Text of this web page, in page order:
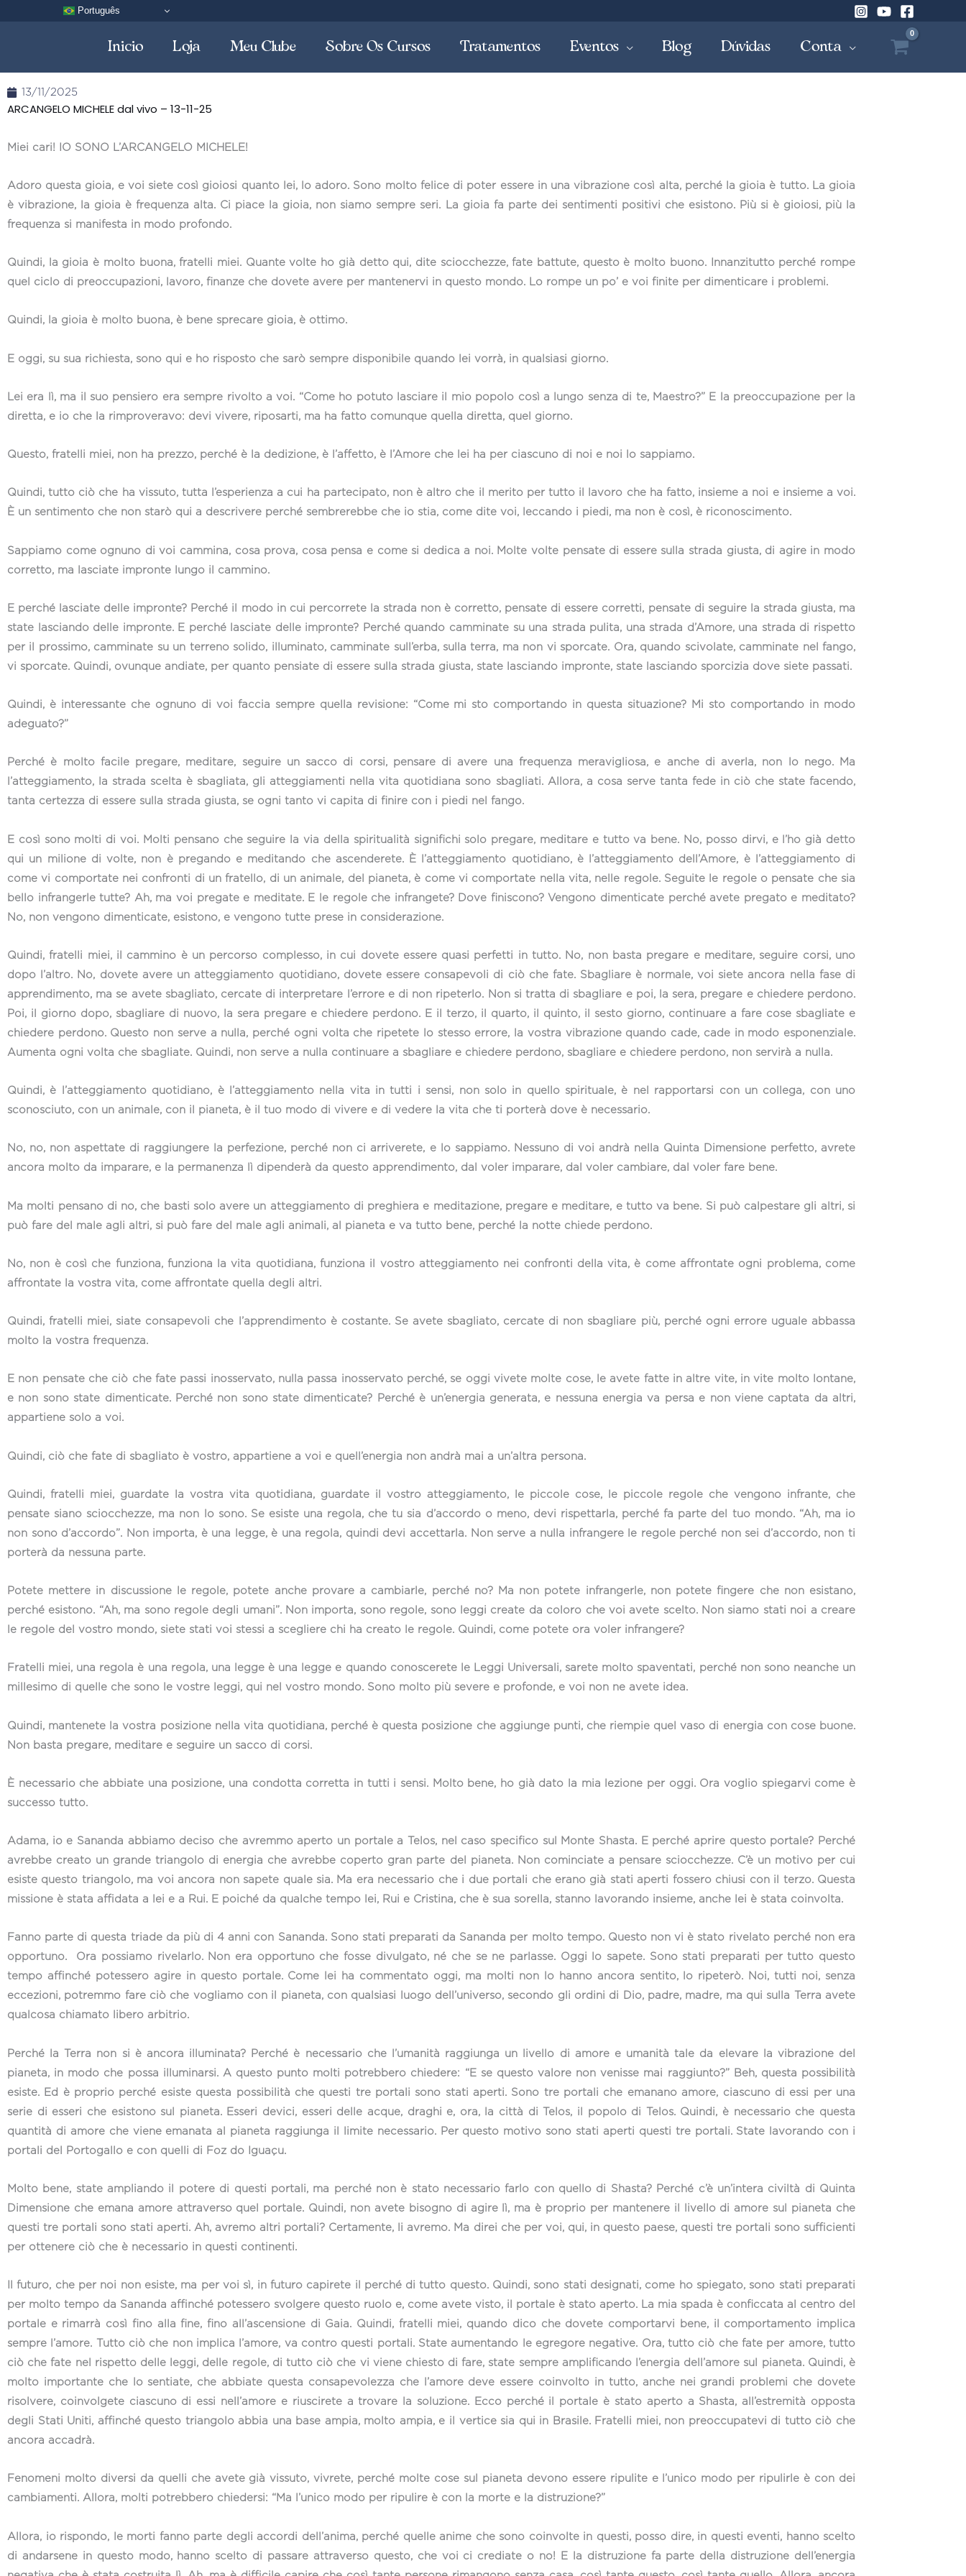
Português
Inicio Loja Meu Clube Sobre Os Cursos Tratamentos Eventos Blog Dúvidas Conta
13/11/2025
ARCANGELO MICHELE dal vivo – 13-11-25
Miei cari! IO SONO L’ARCANGELO MICHELE!
Adoro questa gioia, e voi siete così gioiosi quanto lei, lo adoro. Sono molto felice di poter essere in una vibrazione così alta, perché la gioia è tutto. La gioia
è vibrazione, la gioia è frequenza alta. Ci piace la gioia, non siamo sempre seri. La gioia fa parte dei sentimenti positivi che esistono. Più si è gioiosi, più la
frequenza si manifesta in modo profondo.
Quindi, la gioia è molto buona, fratelli miei. Quante volte ho già detto qui, dite sciocchezze, fate battute, questo è molto buono. Innanzitutto perché rompe
quel ciclo di preoccupazioni, lavoro, finanze che dovete avere per mantenervi in questo mondo. Lo rompe un po’ e voi finite per dimenticare i problemi.
Quindi, la gioia è molto buona, è bene sprecare gioia, è ottimo.
E oggi, su sua richiesta, sono qui e ho risposto che sarò sempre disponibile quando lei vorrà, in qualsiasi giorno.
Lei era lì, ma il suo pensiero era sempre rivolto a voi. “Come ho potuto lasciare il mio popolo così a lungo senza di te, Maestro?” E la preoccupazione per la
diretta, e io che la rimproveravo: devi vivere, riposarti, ma ha fatto comunque quella diretta, quel giorno.
Questo, fratelli miei, non ha prezzo, perché è la dedizione, è l’affetto, è l’Amore che lei ha per ciascuno di noi e noi lo sappiamo.
Quindi, tutto ciò che ha vissuto, tutta l’esperienza a cui ha partecipato, non è altro che il merito per tutto il lavoro che ha fatto, insieme a noi e insieme a voi.
È un sentimento che non starò qui a descrivere perché sembrerebbe che io stia, come dite voi, leccando i piedi, ma non è così, è riconoscimento.
Sappiamo come ognuno di voi cammina, cosa prova, cosa pensa e come si dedica a noi. Molte volte pensate di essere sulla strada giusta, di agire in modo
corretto, ma lasciate impronte lungo il cammino.
E perché lasciate delle impronte? Perché il modo in cui percorrete la strada non è corretto, pensate di essere corretti, pensate di seguire la strada giusta, ma
state lasciando delle impronte. E perché lasciate delle impronte? Perché quando camminate su una strada pulita, una strada d’Amore, una strada di rispetto
per il prossimo, camminate su un terreno solido, illuminato, camminate sull’erba, sulla terra, ma non vi sporcate. Ora, quando scivolate, camminate nel fango,
vi sporcate. Quindi, ovunque andiate, per quanto pensiate di essere sulla strada giusta, state lasciando impronte, state lasciando sporcizia dove siete passati.
Quindi, è interessante che ognuno di voi faccia sempre quella revisione: “Come mi sto comportando in questa situazione? Mi sto comportando in modo
adeguato?”
Perché è molto facile pregare, meditare, seguire un sacco di corsi, pensare di avere una frequenza meravigliosa, e anche di averla, non lo nego. Ma
l’atteggiamento, la strada scelta è sbagliata, gli atteggiamenti nella vita quotidiana sono sbagliati. Allora, a cosa serve tanta fede in ciò che state facendo,
tanta certezza di essere sulla strada giusta, se ogni tanto vi capita di finire con i piedi nel fango.
E così sono molti di voi. Molti pensano che seguire la via della spiritualità significhi solo pregare, meditare e tutto va bene. No, posso dirvi, e l’ho già detto
qui un milione di volte, non è pregando e meditando che ascenderete. È l’atteggiamento quotidiano, è l’atteggiamento dell’Amore, è l’atteggiamento di
come vi comportate nei confronti di un fratello, di un animale, del pianeta, è come vi comportate nella vita, nelle regole. Seguite le regole o pensate che sia
bello infrangerle tutte? Ah, ma voi pregate e meditate. E le regole che infrangete? Dove finiscono? Vengono dimenticate perché avete pregato e meditato?
No, non vengono dimenticate, esistono, e vengono tutte prese in considerazione.
Quindi, fratelli miei, il cammino è un percorso complesso, in cui dovete essere quasi perfetti in tutto. No, non basta pregare e meditare, seguire corsi, uno
dopo l’altro. No, dovete avere un atteggiamento quotidiano, dovete essere consapevoli di ciò che fate. Sbagliare è normale, voi siete ancora nella fase di
apprendimento, ma se avete sbagliato, cercate di interpretare l’errore e di non ripeterlo. Non si tratta di sbagliare e poi, la sera, pregare e chiedere perdono.
Poi, il giorno dopo, sbagliare di nuovo, la sera pregare e chiedere perdono. E il terzo, il quarto, il quinto, il sesto giorno, continuare a fare cose sbagliate e
chiedere perdono. Questo non serve a nulla, perché ogni volta che ripetete lo stesso errore, la vostra vibrazione quando cade, cade in modo esponenziale.
Aumenta ogni volta che sbagliate. Quindi, non serve a nulla continuare a sbagliare e chiedere perdono, sbagliare e chiedere perdono, non servirà a nulla.
Quindi, è l’atteggiamento quotidiano, è l’atteggiamento nella vita in tutti i sensi, non solo in quello spirituale, è nel rapportarsi con un collega, con uno
sconosciuto, con un animale, con il pianeta, è il tuo modo di vivere e di vedere la vita che ti porterà dove è necessario.
No, no, non aspettate di raggiungere la perfezione, perché non ci arriverete, e lo sappiamo. Nessuno di voi andrà nella Quinta Dimensione perfetto, avrete
ancora molto da imparare, e la permanenza lì dipenderà da questo apprendimento, dal voler imparare, dal voler cambiare, dal voler fare bene.
Ma molti pensano di no, che basti solo avere un atteggiamento di preghiera e meditazione, pregare e meditare, e tutto va bene. Si può calpestare gli altri, si
può fare del male agli altri, si può fare del male agli animali, al pianeta e va tutto bene, perché la notte chiede perdono.
No, non è così che funziona, funziona la vita quotidiana, funziona il vostro atteggiamento nei confronti della vita, è come affrontate ogni problema, come
affrontate la vostra vita, come affrontate quella degli altri.
Quindi, fratelli miei, siate consapevoli che l’apprendimento è costante. Se avete sbagliato, cercate di non sbagliare più, perché ogni errore uguale abbassa
molto la vostra frequenza.
E non pensate che ciò che fate passi inosservato, nulla passa inosservato perché, se oggi vivete molte cose, le avete fatte in altre vite, in vite molto lontane,
e non sono state dimenticate. Perché non sono state dimenticate? Perché è un’energia generata, e nessuna energia va persa e non viene captata da altri,
appartiene solo a voi.
Quindi, ciò che fate di sbagliato è vostro, appartiene a voi e quell’energia non andrà mai a un’altra persona.
Quindi, fratelli miei, guardate la vostra vita quotidiana, guardate il vostro atteggiamento, le piccole cose, le piccole regole che vengono infrante, che
pensate siano sciocchezze, ma non lo sono. Se esiste una regola, che tu sia d’accordo o meno, devi rispettarla, perché fa parte del tuo mondo. “Ah, ma io
non sono d’accordo”. Non importa, è una legge, è una regola, quindi devi accettarla. Non serve a nulla infrangere le regole perché non sei d’accordo, non ti
porterà da nessuna parte.
Potete mettere in discussione le regole, potete anche provare a cambiarle, perché no? Ma non potete infrangerle, non potete fingere che non esistano,
perché esistono. “Ah, ma sono regole degli umani”. Non importa, sono regole, sono leggi create da coloro che voi avete scelto. Non siamo stati noi a creare
le regole del vostro mondo, siete stati voi stessi a scegliere chi ha creato le regole. Quindi, come potete ora voler infrangere?
Fratelli miei, una regola è una regola, una legge è una legge e quando conoscerete le Leggi Universali, sarete molto spaventati, perché non sono neanche un
millesimo di quelle che sono le vostre leggi, qui nel vostro mondo. Sono molto più severe e profonde, e voi non ne avete idea.
Quindi, mantenete la vostra posizione nella vita quotidiana, perché è questa posizione che aggiunge punti, che riempie quel vaso di energia con cose buone.
Non basta pregare, meditare e seguire un sacco di corsi.
È necessario che abbiate una posizione, una condotta corretta in tutti i sensi. Molto bene, ho già dato la mia lezione per oggi. Ora voglio spiegarvi come è
successo tutto.
Adama, io e Sananda abbiamo deciso che avremmo aperto un portale a Telos, nel caso specifico sul Monte Shasta. E perché aprire questo portale? Perché
avrebbe creato un grande triangolo di energia che avrebbe coperto gran parte del pianeta. Non cominciate a pensare sciocchezze. C’è un motivo per cui
esiste questo triangolo, ma voi ancora non sapete quale sia. Ma era necessario che i due portali che erano già stati aperti fossero chiusi con il terzo. Questa
missione è stata affidata a lei e a Rui. E poiché da qualche tempo lei, Rui e Cristina, che è sua sorella, stanno lavorando insieme, anche lei è stata coinvolta.
Fanno parte di questa triade da più di 4 anni con Sananda. Sono stati preparati da Sananda per molto tempo. Questo non vi è stato rivelato perché non era
opportuno. Ora possiamo rivelarlo. Non era opportuno che fosse divulgato, né che se ne parlasse. Oggi lo sapete. Sono stati preparati per tutto questo
tempo affinché potessero agire in questo portale. Come lei ha commentato oggi, ma molti non lo hanno ancora sentito, lo ripeterò. Noi, tutti noi, senza
eccezioni, potremmo fare ciò che vogliamo con il pianeta, con qualsiasi luogo dell’universo, secondo gli ordini di Dio, padre, madre, ma qui sulla Terra avete
qualcosa chiamato libero arbitrio.
Perché la Terra non si è ancora illuminata? Perché è necessario che l’umanità raggiunga un livello di amore e umanità tale da elevare la vibrazione del
pianeta, in modo che possa illuminarsi. A questo punto molti potrebbero chiedere: “E se questo valore non venisse mai raggiunto?” Beh, questa possibilità
esiste. Ed è proprio perché esiste questa possibilità che questi tre portali sono stati aperti. Sono tre portali che emanano amore, ciascuno di essi per una
serie di esseri che esistono sul pianeta. Esseri devici, esseri delle acque, draghi e, ora, la città di Telos, il popolo di Telos. Quindi, è necessario che questa
quantità di amore che viene emanata al pianeta raggiunga il limite necessario. Per questo motivo sono stati aperti questi tre portali. State lavorando con i
portali del Portogallo e con quelli di Foz do Iguaçu.
Molto bene, state ampliando il potere di questi portali, ma perché non è stato necessario farlo con quello di Shasta? Perché c’è un’intera civiltà di Quinta
Dimensione che emana amore attraverso quel portale. Quindi, non avete bisogno di agire lì, ma è proprio per mantenere il livello di amore sul pianeta che
questi tre portali sono stati aperti. Ah, avremo altri portali? Certamente, li avremo. Ma direi che per voi, qui, in questo paese, questi tre portali sono sufficienti
per ottenere ciò che è necessario in questi continenti.
Il futuro, che per noi non esiste, ma per voi sì, in futuro capirete il perché di tutto questo. Quindi, sono stati designati, come ho spiegato, sono stati preparati
per molto tempo da Sananda affinché potessero svolgere questo ruolo e, come avete visto, il portale è stato aperto. La mia spada è conficcata al centro del
portale e rimarrà così fino alla fine, fino all’ascensione di Gaia. Quindi, fratelli miei, quando dico che dovete comportarvi bene, il comportamento implica
sempre l’amore. Tutto ciò che non implica l’amore, va contro questi portali. State aumentando le egregore negative. Ora, tutto ciò che fate per amore, tutto
ciò che fate nel rispetto delle leggi, delle regole, di tutto ciò che vi viene chiesto di fare, state sempre amplificando l’energia dell’amore sul pianeta. Quindi, è
molto importante che lo sentiate, che abbiate questa consapevolezza che l’amore deve essere coinvolto in tutto, anche nei grandi problemi che dovete
risolvere, coinvolgete ciascuno di essi nell’amore e riuscirete a trovare la soluzione. Ecco perché il portale è stato aperto a Shasta, all’estremità opposta
degli Stati Uniti, affinché questo triangolo abbia una base ampia, molto ampia, e il vertice sia qui in Brasile. Fratelli miei, non preoccupatevi di tutto ciò che
ancora accadrà.
Fenomeni molto diversi da quelli che avete già vissuto, vivrete, perché molte cose sul pianeta devono essere ripulite e l’unico modo per ripulirle è con dei
cambiamenti. Allora, molti potrebbero chiedersi: “Ma l’unico modo per ripulire è con la morte e la distruzione?”
Allora, io rispondo, le morti fanno parte degli accordi dell’anima, perché quelle anime che sono coinvolte in questi, posso dire, in questi eventi, hanno scelto
di andarsene in questo modo, hanno scelto di passare attraverso questo, che voi ci crediate o no! E la distruzione fa parte della distruzione dell’energia